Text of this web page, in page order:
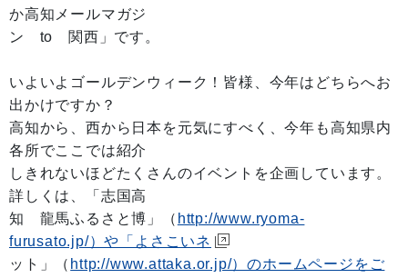
か高知メールマガジ
ン to 関西」です。
いよいよゴールデンウィーク！皆様、今年はどちらへお
出かけですか？
高知から、西から日本を元気にすべく、今年も高知県内
各所でここでは紹介
しきれないほどたくさんのイベントを企画しています。
詳しくは、「志国高
知 龍馬ふるさと博」（ http://www.ryoma-
furusato.jp/）や「よさこいネ
ット」（ http://www.attaka.or.jp/）のホームページをご